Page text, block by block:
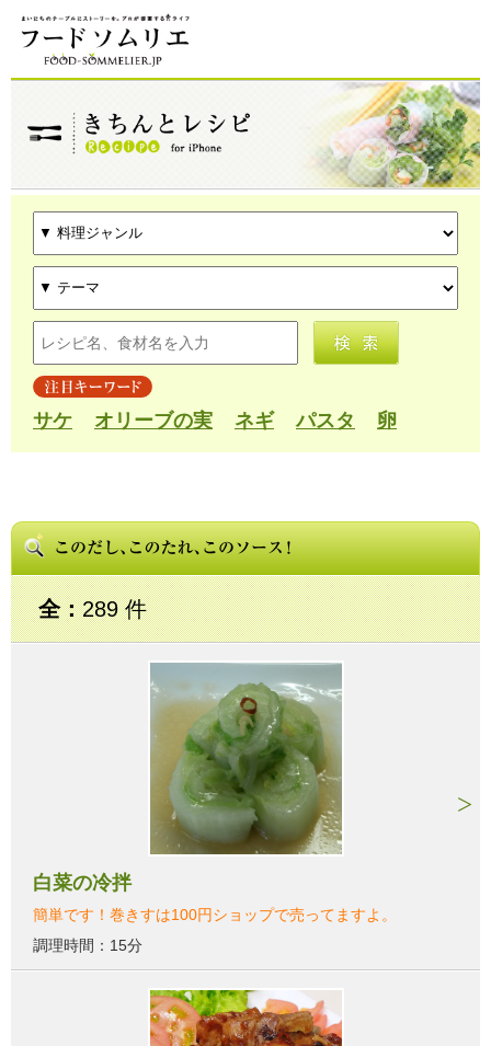
サケ オリーブの実 ネギ パスタ 卵
全：289 件
白菜の冷拌
簡単です！巻きすは100円ショップで売ってますよ。
調理時間：15分